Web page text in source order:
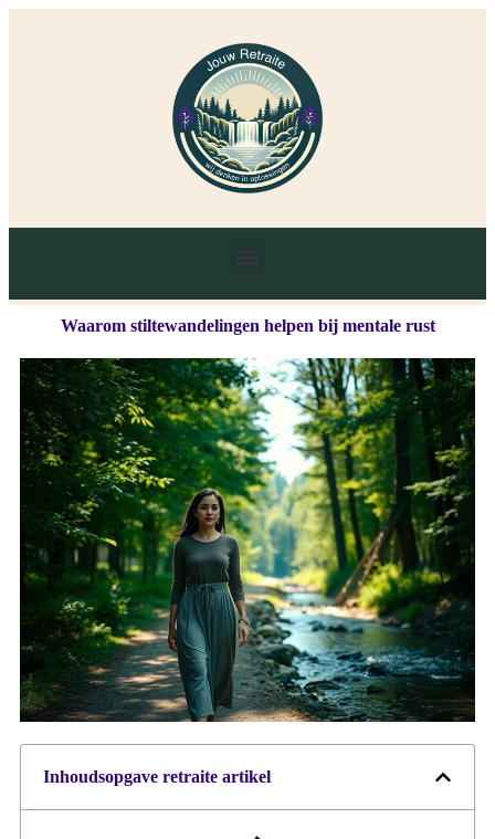
Waarom stiltewandelingen helpen bij mentale rust
Inhoudsopgave retraite artikel